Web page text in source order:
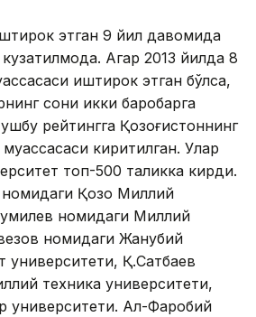
этган 9 йил давомида
Агар 2013 йилда 8
иштирок этган бўлса,
сони икки баробарга
рейтингга Қозоғистоннинг
киритилган. Улар
топ-500 таликка кирди.
Қозоқ Миллий
номидаги Миллий
номидаги Жанубий
университети, Қ.Сатбаев
техника университети,
университети. Ал-Фаробий